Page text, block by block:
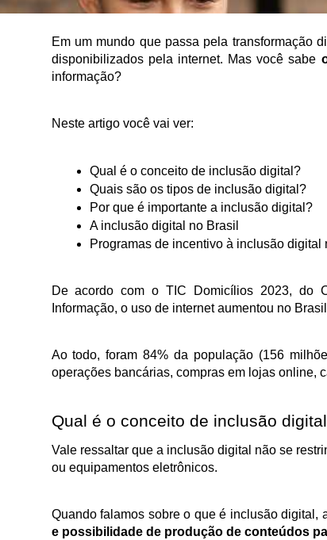
Em um mundo que passa pela transformação
disponibilizados pela internet. Mas você sabe
informação?
Neste artigo você vai ver:
Qual é o conceito de inclusão digital?
Quais são os tipos de inclusão digital?
Por que é importante a inclusão digital?
A inclusão digital no Brasil
Programas de incentivo à inclusão digital
De acordo com o TIC Domicílios 2023, do
Informação, o uso de internet aumentou no
Ao todo, foram 84% da população (156
operações bancárias, compras em lojas online,
Qual é o conceito de inclusão
Vale ressaltar que a inclusão digital não se
ou equipamentos eletrônicos.
Quando falamos sobre o que é inclusão digital,
e possibilidade de produção de conteúdos